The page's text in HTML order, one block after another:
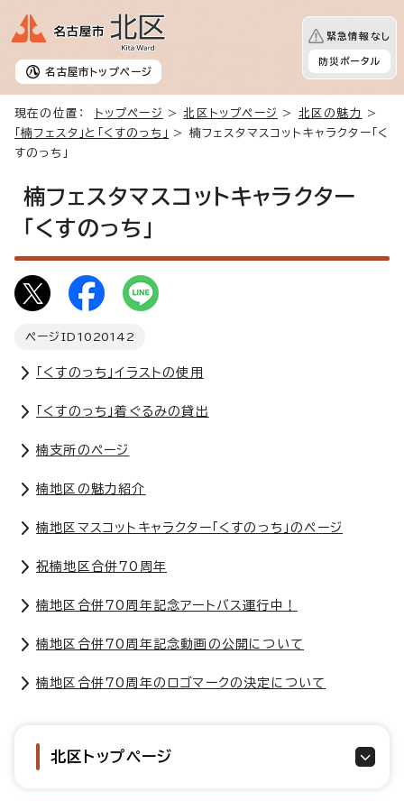
名古屋市 トップページ
緊急情報なし
防災ポータル
現在の位置： トップページ >北区トップページ > 北区の魅力
>
「楠フェスタ」と「くすのっち」
> 楠フェスタマスコットキャラクター「く
すのっち」
楠フェスタマスコットキャラクター
「くすのっち」
ページID 1020142
「くすのっち」イラストの使用
「くすのっち」着ぐるみの貸出
楠支所のページ
楠地区の魅力紹介
楠地区マスコットキャラクター「くすのっち」のページ
祝楠地区合併70周年
楠地区合併70周年記念アートバス運行中！
楠地区合併70周年記念動画の公開について
楠地区合併70周年のロゴマークの決定について
北区トップページ